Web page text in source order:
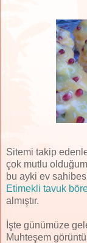
Sitemi takip
çok mutlu
bu ayki ev
Etimekli tavuk
almıştır.
İşte günümüze
Muhteşem